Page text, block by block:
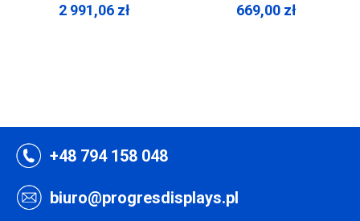
2 991,06 zł 669,00 zł
+48 794 158 048
biuro@progresdisplays.pl